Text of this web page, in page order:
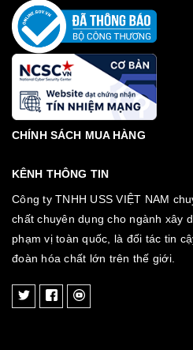
CHÍNH SÁCH MUA HÀNG
KÊNH THÔNG TIN
Công ty TNHH USS VIỆT NAM
chất chuyên dụng cho ngành xây
phạm vị toàn quốc, là đối tác tin
đoàn hóa chất lớn trên thế giới.